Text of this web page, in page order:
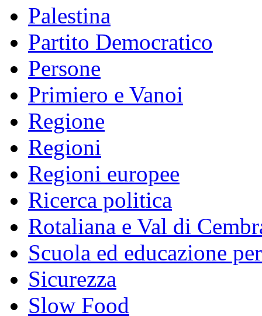
Palestina
Partito Democratico
Persone
Primiero e Vanoi
Regione
Regioni
Regioni europee
Ricerca politica
Rotaliana e Val di
Scuola ed educazione
Sicurezza
Slow Food